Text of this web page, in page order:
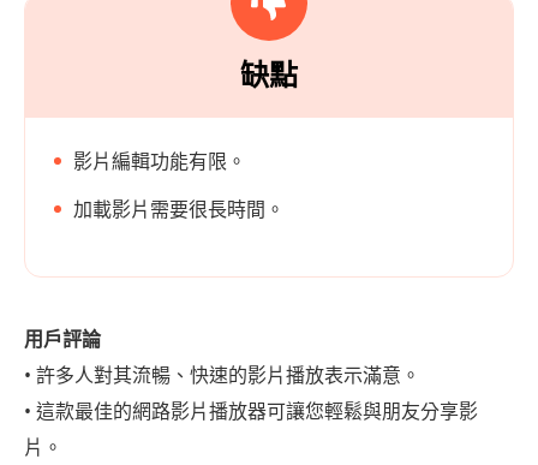
缺點
影片編輯功能有限。
加載影片需要很長時間。
用戶評論
• 許多人對其流暢、快速的影片播放表示滿意。
• 這款最佳的網路影片播放器可讓您輕鬆與朋友分享影
片。